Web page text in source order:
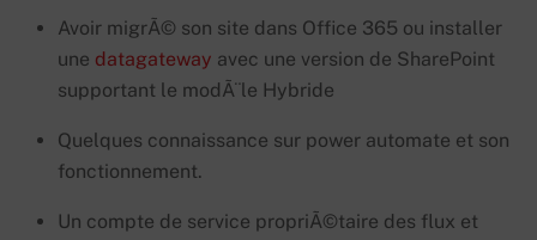
Avoir migrÃ© son site dans Office 365 ou installer
une datagateway avec une version de SharePoint
supportant le modÃ¨le Hybride
Quelques connaissance sur power automate et son
fonctionnement.
Un compte de service propriÃ©taire des flux et